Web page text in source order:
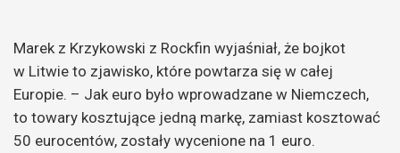
Marek z Krzykowski z Rockfin wyjaśniał, że bojkot
w Litwie to zjawisko, które powtarza się w całej
Europie. – Jak euro było wprowadzane w Niemczech,
to towary kosztujące jedną markę, zamiast kosztować
50 eurocentów, zostały wycenione na 1 euro.